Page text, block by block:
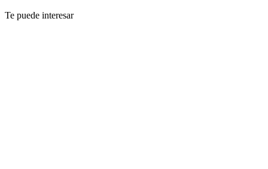
Te puede interesar